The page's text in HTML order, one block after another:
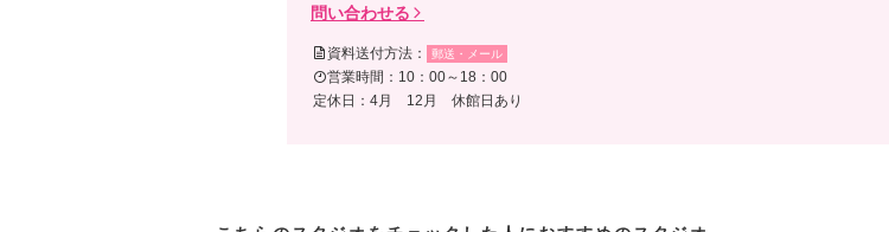
問い合わせる
資料送付方法： 郵送・メール
営業時間：10：00～18：00
定休日：4月 12月 休館日あり